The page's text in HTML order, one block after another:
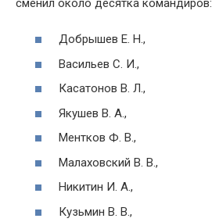
сменил около десятка командиров:
Добрышев Е. Н.,
Васильев С. И.,
Касатонов В. Л.,
Якушев В. А.,
Ментков Ф. В.,
Малаховский В. В.,
Никитин И. А.,
Кузьмин В. В.,